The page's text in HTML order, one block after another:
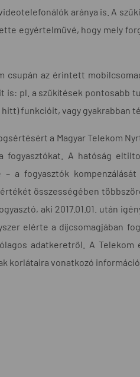
aránya is. A
egyértelművé, hogy mely
csupán az érintett
is: pl. a szűkítések pontosabb
funkcióit, vagy gyakrabban
a Magyar Telekom
A hatóság
a fogyasztók
összességében
aki 2017.01.01. után
elérte a díjcsomagjában
adatkeretről. A Telekom
korlátaira vonatkozó